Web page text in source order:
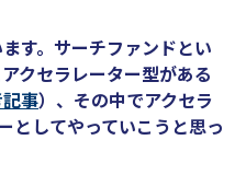
す。サーチファンドとい
クセラレーター型がある
事）、その中でアクセラ
としてやっていこうと思っ